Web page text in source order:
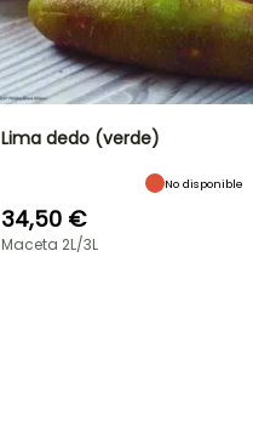
Lima dedo (verde)
No disponible
34,50 €
Maceta 2L/3L